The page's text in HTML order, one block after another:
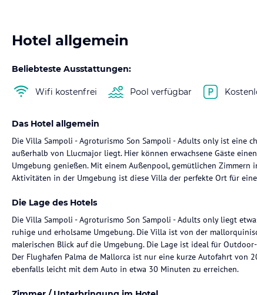
Hotel allgemein
Beliebteste Ausstattungen:
Wifi kostenfrei Pool verfügbar
Das Hotel allgemein
Die Villa Sampoli - Agroturismo Son Sampoli - Adults only ist eine
außerhalb von Llucmajor liegt. Hier können erwachsene Gäste
Umgebung genießen. Mit einem Außenpool, gemütlichen
Aktivitäten in der Umgebung ist diese Villa der perfekte Ort für
Die Lage des Hotels
Die Villa Sampoli - Agroturismo Son Sampoli - Adults only liegt
ruhige und erholsame Umgebung. Die Villa ist von der
malerischen Blick auf die Umgebung. Die Lage ist ideal für
Der Flughafen Palma de Mallorca ist nur eine kurze Autofahrt von
ebenfalls leicht mit dem Auto in etwa 30 Minuten zu erreichen.